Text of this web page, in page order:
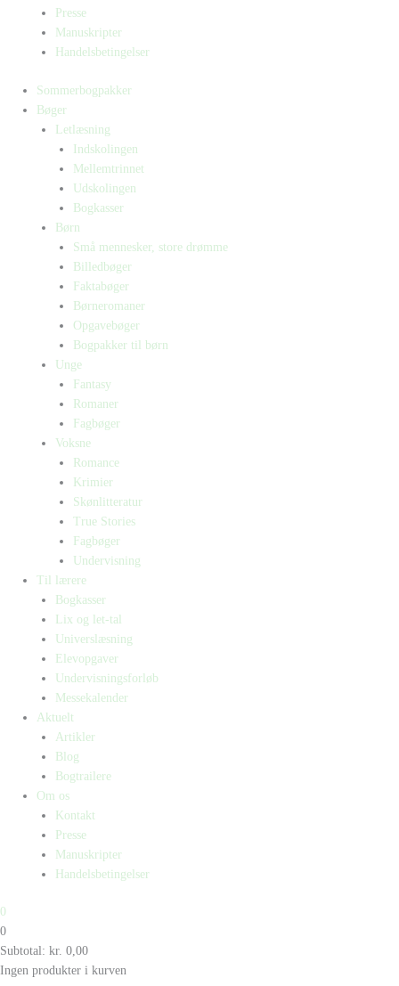
Presse
Manuskripter
Handelsbetingelser
Sommerbogpakker
Bøger
Letlæsning
Indskolingen
Mellemtrinnet
Udskolingen
Bogkasser
Børn
Små mennesker, store drømme
Billedbøger
Faktabøger
Børneromaner
Opgavebøger
Bogpakker til børn
Unge
Fantasy
Romaner
Fagbøger
Voksne
Romance
Krimier
Skønlitteratur
True Stories
Fagbøger
Undervisning
Til lærere
Bogkasser
Lix og let-tal
Universlæsning
Elevopgaver
Undervisningsforløb
Messekalender
Aktuelt
Artikler
Blog
Bogtrailere
Om os
Kontakt
Presse
Manuskripter
Handelsbetingelser
0
0
Subtotal: kr. 0,00
Ingen produkter i kurven